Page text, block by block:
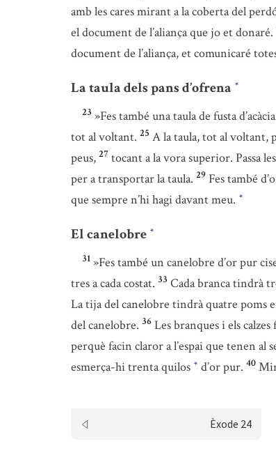
amb les cares mirant a la coberta del
el document de l’aliança que jo et donaré.
document de l’aliança, et comunicaré
La taula dels pans d’ofrena *
23 »Fes també una taula de fusta
tot al voltant. 25 A la taula, tot al voltant,
peus, 27 tocant a la vora superior. Passa
per a transportar la taula. 29 Fes també
que sempre n’hi hagi davant meu. *
El canelobre *
31 »Fes també un canelobre d’or pur
tres a cada costat. 33 Cada branca tindrà
La tija del canelobre tindrà quatre poms
del canelobre. 36 Les branques i els
perquè facin claror a l’espai que tenen al
esmerça-hi trenta quilos * d’or pur. 40
Èxode 24